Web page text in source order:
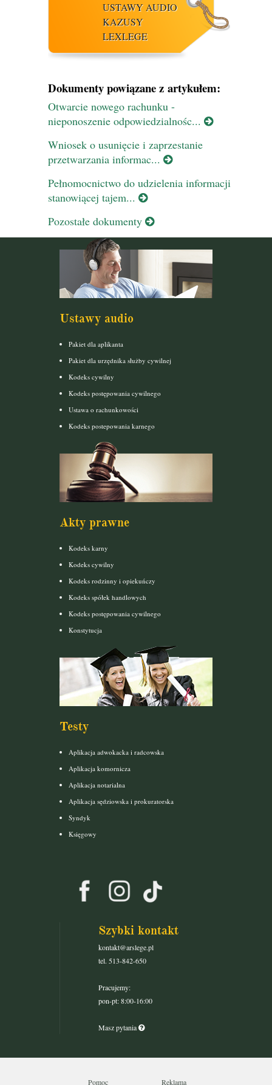
USTAWY AUDIO
KAZUSY
LEXLEGE
Dokumenty powiązane z artykułem:
Otwarcie nowego rachunku -
nieponoszenie odpowiedzialnośc...
Wniosek o usunięcie i zaprzestanie
przetwarzania informac...
Pełnomocnictwo do udzielenia informacji
stanowiącej tajem...
Pozostałe dokumenty
Ustawy audio
Pakiet dla aplikanta
Pakiet dla urzędnika służby cywilnej
Kodeks cywilny
Kodeks postępowania cywilnego
Ustawa o rachunkowości
Kodeks postepowania karnego
Akty prawne
Kodeks karny
Kodeks cywilny
Kodeks rodzinny i opiekuńczy
Kodeks spółek handlowych
Kodeks postępowania cywilnego
Konstytucja
Testy
Aplikacja adwokacka i radcowska
Aplikacja komornicza
Aplikacja notarialna
Aplikacja sędziowska i prokuratorska
Syndyk
Księgowy
Szybki kontakt
kontakt@arslege.pl
tel. 513-842-650
Pracujemy:
pon-pt: 8:00-16:00
Masz pytania
Pomoc Reklama